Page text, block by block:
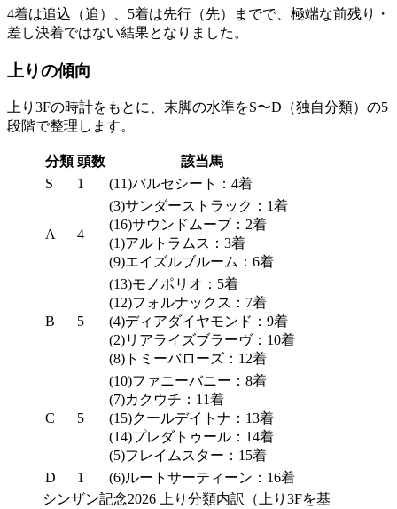
4着は追込（追）、5着は先行（先）までで、極端な前残り・
差し決着ではない結果となりました。
上りの傾向
上り3Fの時計をもとに、末脚の水準をS〜D（独自分類） の5
段階で整理します。
分類 頭数
該当馬
S
1 (11)バルセシート：4着
A 4
(3)サンダーストラック：1着
(16)サウンドムーブ：2着
(1)アルトラムス：3着
(9)エイズルブルーム：6着
B 5
(13)モノポリオ：5着
(12)フォルナックス：7着
(4)ディアダイヤモンド：9着
(2)リアライズブラーヴ：10着
(8)トミーバローズ：12着
C 5
(10)ファニーバニー：8着
(7)カクウチ：11着
(15)クールデイトナ：13着
(14)プレダトゥール：14着
(5)フレイムスター：15着
D
1
(6)ルートサーティーン：16着
シンザン記念2026 上り分類内訳（上り3Fを基